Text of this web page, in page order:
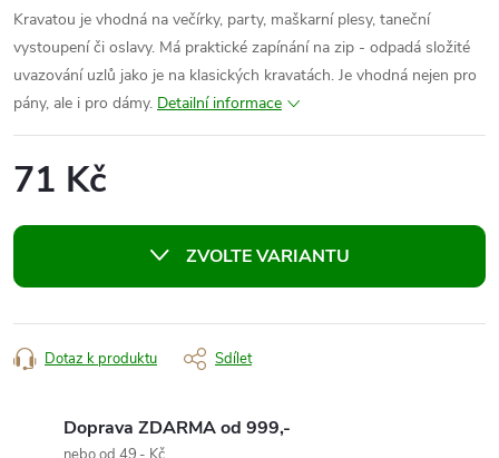
Kravatou je vhodná na večírky, party, maškarní plesy, taneční
vystoupení či oslavy. Má praktické zapínání na zip - odpadá složité
uvazování uzlů jako je na klasických kravatách. Je vhodná nejen pro
pány, ale i pro dámy. Detailní informace
71 Kč
cena:
ZVOLTE VARIANTU
Dotaz k produktu Sdílet
Doprava ZDARMA od 999,-